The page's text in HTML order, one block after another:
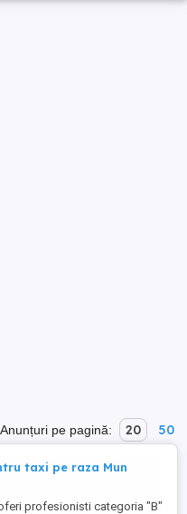
Anunțuri pe pagină: 20 50
taxi pe raza Mun
profesionisti categoria "B"